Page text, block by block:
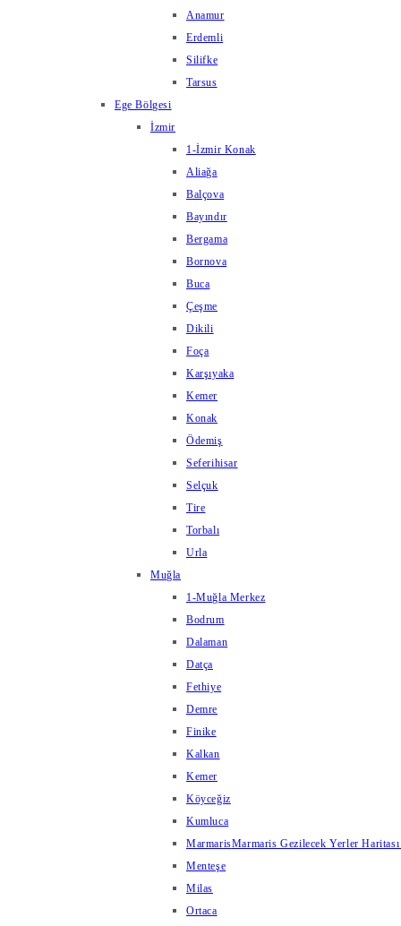
Anamur
Erdemli
Silifke
Tarsus
Ege Bölgesi
İzmir
1-İzmir Konak
Aliağa
Balçova
Bayındır
Bergama
Bornova
Buca
Çeşme
Dikili
Foça
Karşıyaka
Kemer
Konak
Ödemiş
Seferihisar
Selçuk
Tire
Torbalı
Urla
Muğla
1-Muğla Merkez
Bodrum
Dalaman
Datça
Fethiye
Demre
Finike
Kalkan
Kemer
Köyceğiz
Kumluca
MarmarisMarmaris Gezilecek Yerler
Menteşe
Milas
Ortaca